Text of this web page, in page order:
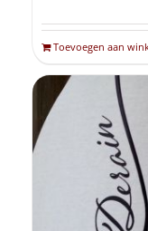
Toevoegen aan